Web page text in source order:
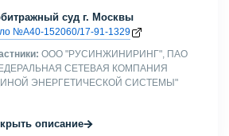
суд г. Москвы
№А40-152060/17-91-1329
ООО "РУСИНЖИНИРИНГ", ПАО
СЕТЕВАЯ КОМПАНИЯ
ЭНЕРГЕТИЧЕСКОЙ СИСТЕМЫ"
описание→